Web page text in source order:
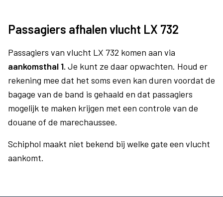
Passagiers afhalen vlucht LX 732
Passagiers van vlucht LX 732 komen aan via
aankomsthal 1. Je kunt ze daar opwachten. Houd er
rekening mee dat het soms even kan duren voordat de
bagage van de band is gehaald en dat passagiers
mogelijk te maken krijgen met een controle van de
douane of de marechaussee.
Schiphol maakt niet bekend bij welke gate een vlucht
aankomt.